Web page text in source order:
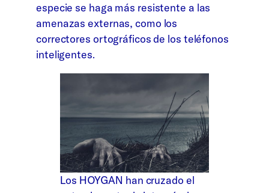
especie se haga más resistente a las
amenazas externas, como los
correctores ortográficos de los teléfonos
inteligentes.
Los HOYGAN han cruzado el